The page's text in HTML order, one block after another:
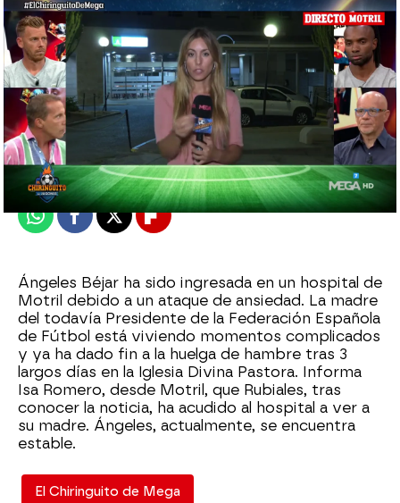
El Chiringuito
Publicado:31 de agosto de 2023, 00:34
WhatsappFacebook
X Flipboard
Ángeles Béjar ha sido ingresada en un hospital de
Motril debido a un ataque de ansiedad. La madre
del todavía Presidente de la Federación Española
de Fútbol está viviendo momentos complicados
y ya ha dado fin a la huelga de hambre tras 3
largos días en la Iglesia Divina Pastora. Informa
Isa Romero, desde Motril, que Rubiales, tras
conocer la noticia, ha acudido al hospital a ver a
su madre. Ángeles, actualmente, se encuentra
estable.
El Chiringuito de Mega